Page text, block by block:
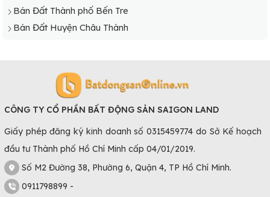
Bán Đất Thành phố Bến Tre
Bán Đất Huyện Châu Thành
CÔNG TY CỔ PHẦN BẤT ĐỘNG SẢN SAIGON LAND
Giấy phép đăng ký kinh doanh số 0315459774 do Sở Kế hoạch
đầu tư Thành phố Hồ Chí Minh cấp 04/01/2019.
Số M2 Đường 38, Phường 6, Quận 4, TP Hồ Chí Minh.
0911798899 -